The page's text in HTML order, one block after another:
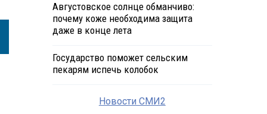
Августовское солнце обманчиво:
почему коже необходима защита
даже в конце лета
Государство поможет сельским
пекарям испечь колобок
Новости СМИ2